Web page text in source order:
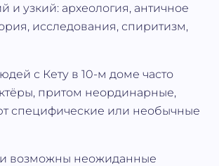
и узкий: археология, античное
исследования, спиритизм,
с Кету в 10-м доме часто
притом неординарные,
специфические или необычные
возможны неожиданные